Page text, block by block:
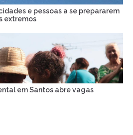
e pessoas a se prepararem
extremos
em Santos abre vagas